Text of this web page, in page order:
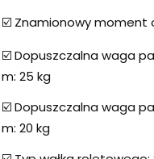
☑️ Znamionowy moment
☑️ Dopuszczalna waga
m: 25 kg
☑️ Dopuszczalna waga
m: 20 kg